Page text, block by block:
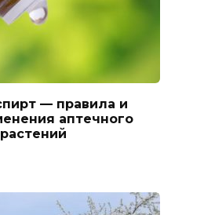
— правила и
аптечного